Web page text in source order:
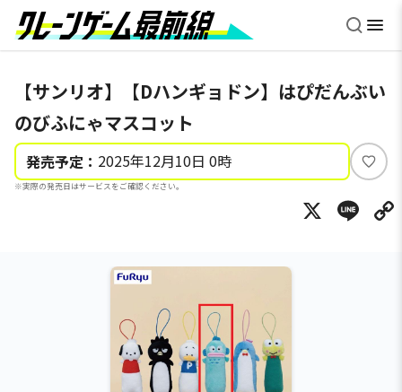
【サンリオ】【Dハンギョドン】はぴだんぶい
のびふにゃマスコット
発売予定： 2025年12月10日 0時
※実際の発売日はサービスをご確認ください。
い
ね
X